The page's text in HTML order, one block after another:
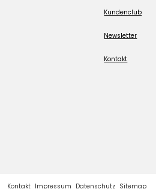
Kundenclub
Newsletter
Kontakt
Kontakt Impressum Datenschutz Sitemap